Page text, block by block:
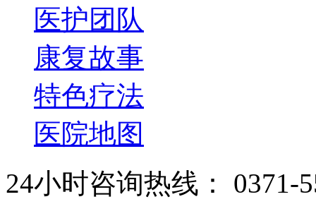
医护团队
康复故事
特色疗法
医院地图
24小时咨询热线： 0371-